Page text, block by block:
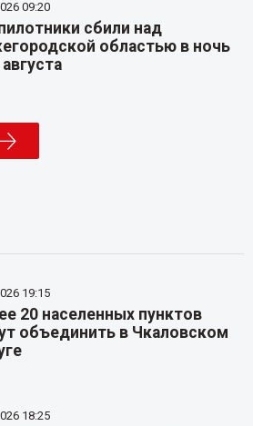
09:20
сбили над
областью в ночь
19:15
20 населенных пунктов
объединить в Чкаловском
18:25